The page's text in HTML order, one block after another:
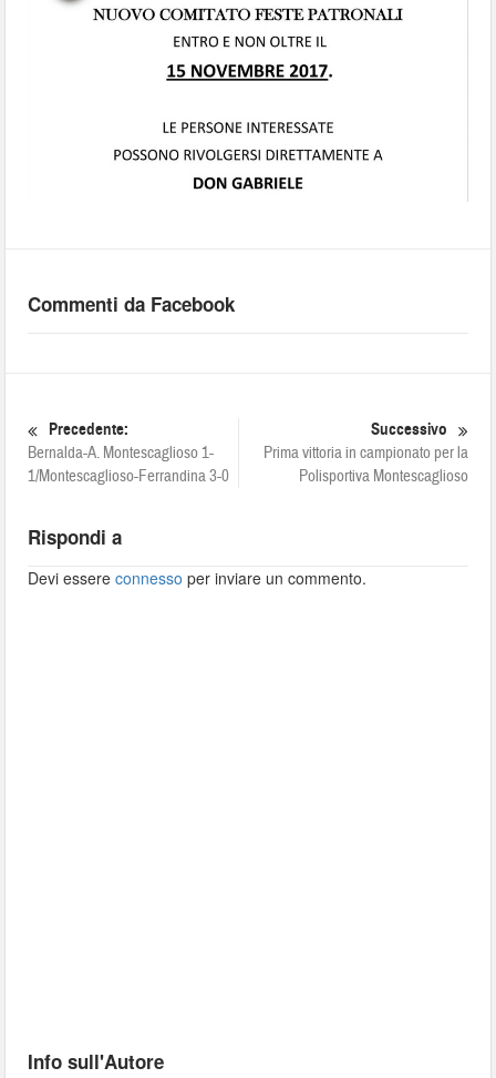
Commenti da Facebook
Precedente:
Bernalda-A. Montescaglioso 1-
1/Montescaglioso-Ferrandina 3-0
Successivo
Prima vittoria in campionato per la
Polisportiva Montescaglioso
Rispondi a
Devi essereconnesso per inviare un commento.
Info sull'Autore